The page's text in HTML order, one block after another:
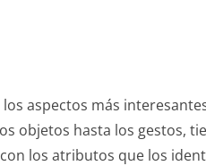
los aspectos más
objetos hasta los gestos,
los atributos que los